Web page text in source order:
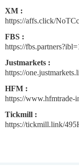
XM :
https://affs.click/NoTCc
FBS :
https://
Justmarkets :
https://
HFM :
https://www.hfmtrade-
Tickmill :
https://tickmill.link/